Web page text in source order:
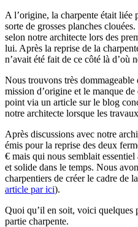
A l’origine, la charpente était liée
sorte de grosses planches
selon notre architecte lors des
lui. Après la reprise de la
n’avait été fait de ce côté là d’où
Nous trouvons très dommageable
mission d’origine et le manque
point via un article sur le blog
notre architecte lorsque les
Après discussions avec notre
émis pour la reprise des deux
€ mais qui nous semblait
et solide dans le temps. Nous
charpentiers de créer le cadre de
article par ici).
Quoi qu’il en soit, voici quelques
partie charpente.